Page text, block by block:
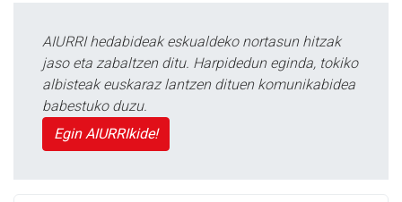
AIURRI hedabideak eskualdeko nortasun hitzak
jaso eta zabaltzen ditu. Harpidedun eginda, tokiko
albisteak euskaraz lantzen dituen komunikabidea
babestuko duzu.
Egin AIURRIkide!